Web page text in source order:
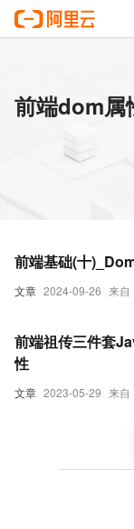
前端dom属
文章 2024-09-26 来自
前端基础(十
文章 2023-05-29 来自
前端祖传三件套
性